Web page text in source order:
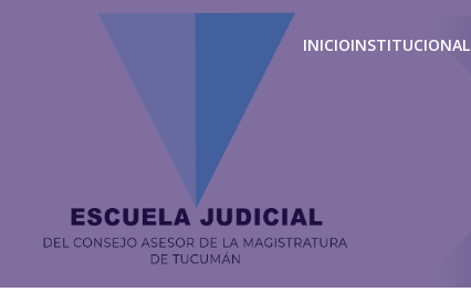
INICIOINSTITUCIONAL